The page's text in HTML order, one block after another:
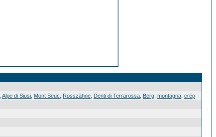
Alpe di Siusi Mont Sëuc Rosszähne Denti di Terrarossa Berg montagna crëp